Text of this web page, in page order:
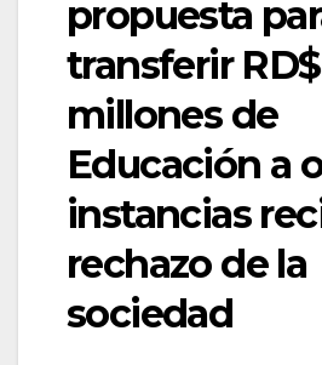
propuesta
transferir
millones de
Educación a
instancias
rechazo de la
sociedad